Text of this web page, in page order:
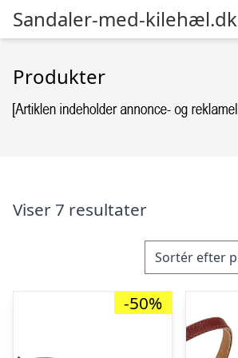
Sandaler-med-kilehæl.dk
Produkter
Viser 7 resultater
-50%